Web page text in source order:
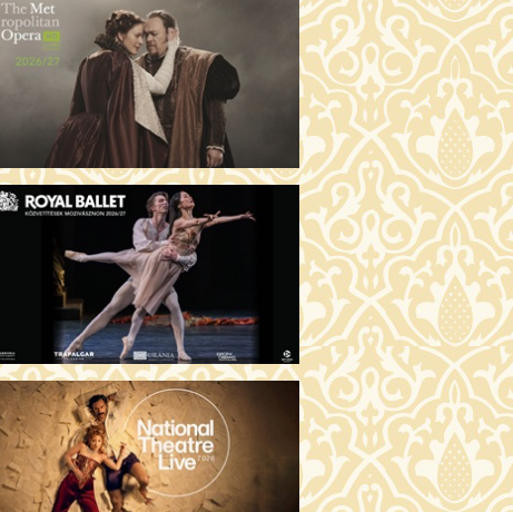
19:30 Csortos terem
MEGHÍVÁS (16)
JEGYVÁSÁRLÁS
19:30 Fábri terem
KESERŰ KARÁCSONY (16)
JEGYVÁSÁRLÁS
20:00 Törőcsik Mari terem
AZ IDEGEN (16)